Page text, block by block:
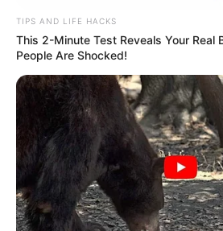
TIPS AND LIFE HACKS
This 2-Minute Test Reveals Your Real
People Are Shocked!